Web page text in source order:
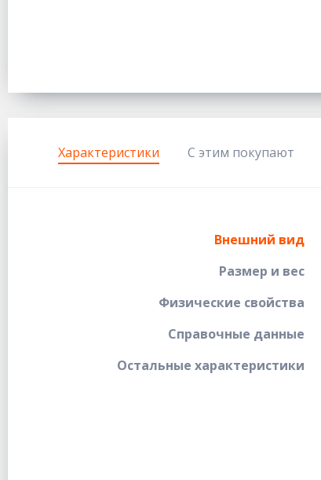
Характеристики С этим покупают
Внешний вид
Размер и вес
Физические свойства
Справочные данные
Остальные характеристики